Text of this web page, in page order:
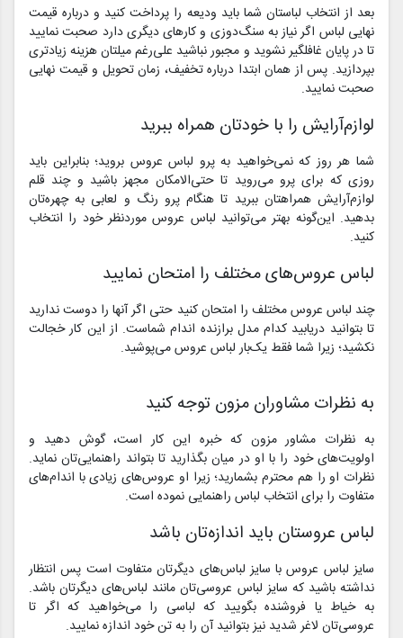
بعد از انتخاب لباستان شما باید ودیعه را پرداخت کنید و درباره قیمت
نهایی لباس اگر نیاز به سنگ‌دوزی و کارهای دیگری دارد صحبت نمایید
تا در پایان غافلگیر نشوید و مجبور نباشید علی‌رغم میلتان هزینه زیادتری
بپردازید. پس از همان ابتدا درباره تخفیف، زمان تحویل و قیمت نهایی
صحبت نمایید.
لوازم‌آرایش را با خودتان همراه ببرید
شما هر روز که نمی‌خواهید به پرو لباس عروس بروید؛ بنابراین باید
روزی که برای پرو می‌روید تا حتی‌الامکان مجهز باشید و چند قلم
لوازم‌آرایش همراهتان ببرید تا هنگام پرو رنگ و لعابی به چهره‌تان
بدهید. این‌گونه بهتر می‌توانید لباس عروس موردنظر خود را انتخاب
کنید.
لباس عروس‌های مختلف را امتحان نمایید
چند لباس عروس مختلف را امتحان کنید حتی اگر آنها را دوست ندارید
تا بتوانید دریابید کدام مدل برازنده اندام شماست. از این کار خجالت
نکشید؛ زیرا شما فقط یک‌بار لباس عروس می‌پوشید.
به نظرات مشاوران مزون توجه کنید
به نظرات مشاور مزون که خبره این کار است، گوش دهید و
اولویت‌های خود را با او در میان بگذارید تا بتواند راهنمایی‌تان نماید.
نظرات او را هم محترم بشمارید؛ زیرا او عروس‌های زیادی با اندام‌های
متفاوت را برای انتخاب لباس راهنمایی نموده است.
لباس عروستان باید اندازه‌تان باشد
سایز لباس عروس با سایز لباس‌های دیگرتان متفاوت است پس انتظار
نداشته باشید که سایز لباس عروسی‌تان مانند لباس‌های دیگرتان باشد.
به خیاط یا فروشنده بگویید که لباسی را می‌خواهید که اگر تا
عروسی‌تان لاغر شدید نیز بتوانید آن را به تن خود اندازه نمایید.